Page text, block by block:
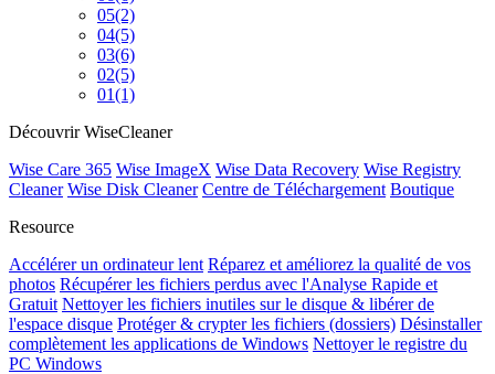
05(2)
04(5)
03(6)
02(5)
01(1)
Découvrir WiseCleaner
Wise Care 365 Wise ImageX Wise Data Recovery Wise Registry
Cleaner Wise Disk Cleaner Centre de Téléchargement Boutique
Resource
Accélérer un ordinateur lent Réparez et améliorez la qualité de vos
photos Récupérer les fichiers perdus avec l'Analyse Rapide et
Gratuit Nettoyer les fichiers inutiles sur le disque & libérer de
l'espace disque Protéger & crypter les fichiers (dossiers) Désinstaller
complètement les applications de Windows Nettoyer le registre du
PC Windows